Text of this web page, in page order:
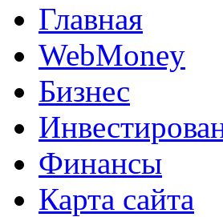
Главная
WebMoney
Бизнес
Финансы
Карта сайта